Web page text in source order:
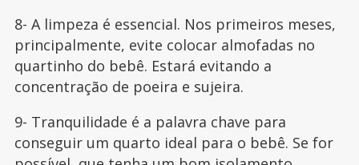
8- A limpeza é essencial. Nos primeiros meses,
principalmente, evite colocar almofadas no
quartinho do bebê. Estará evitando a
concentração de poeira e sujeira.
9- Tranquilidade é a palavra chave para
conseguir um quarto ideal para o bebê. Se for